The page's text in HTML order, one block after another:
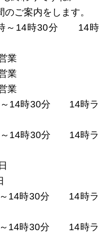
ご案内をします。
14時30分 14時
30分 14時ラ
30分 14時ラ
30分 14時ラ
30分 14時ラ